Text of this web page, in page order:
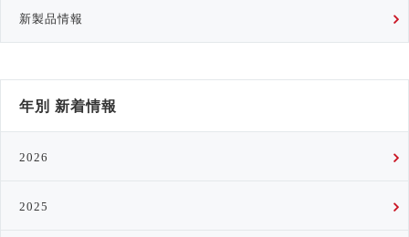
新製品情報
年別 新着情報
2026
2025